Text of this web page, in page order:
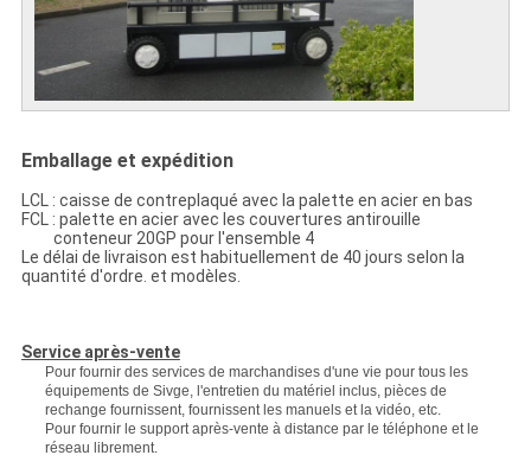
Emballage et expédition
LCL : caisse de contreplaqué avec la palette en acier en bas
FCL : palette en acier avec les couvertures antirouille
conteneur 20GP pour l'ensemble 4
Le délai de livraison est habituellement de 40 jours selon la
quantité d'ordre. et modèles.
Service après-vente
Pour fournir des services de marchandises d'une vie pour tous les
équipements de Sivge, l'entretien du matériel inclus, pièces de
rechange fournissent, fournissent les manuels et la vidéo, etc.
Pour fournir le support après-vente à distance par le téléphone et le
réseau librement.